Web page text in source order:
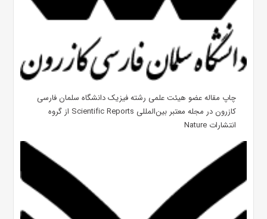
چاپ مقاله عضو هیئت علمی رشته فیزیک دانشگاه سلمان فارسی
کازرون در مجله معتبر بین‌المللی Scientific Reports از گروه
انتشارات Nature